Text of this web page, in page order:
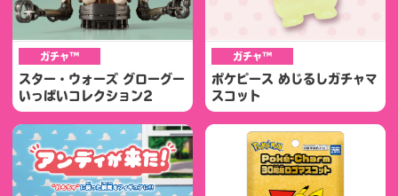
ガチャ™
スター・ウォーズ グローグー
いっぱいコレクション2
ガチャ™
ポケピース めじるしガチャマ
スコット